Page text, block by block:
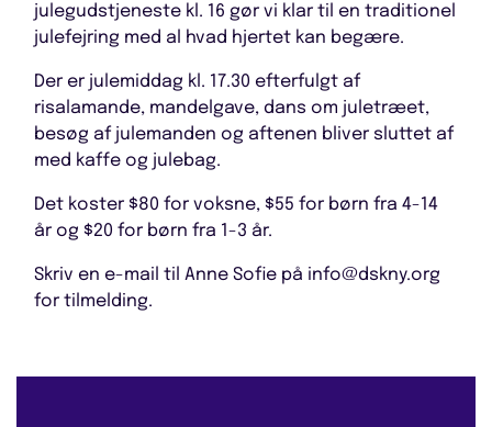
julegudstjeneste kl. 16 gør vi klar til en traditionel
julefejring med al hvad hjertet kan begære.
Der er julemiddag kl. 17.30 efterfulgt af
risalamande, mandelgave, dans om juletræet,
besøg af julemanden og aftenen bliver sluttet af
med kaffe og julebag.
Det koster $80 for voksne, $55 for børn fra 4-14
år og $20 for børn fra 1-3 år.
Skriv en e-mail til Anne Sofie på info@dskny.org
for tilmelding.